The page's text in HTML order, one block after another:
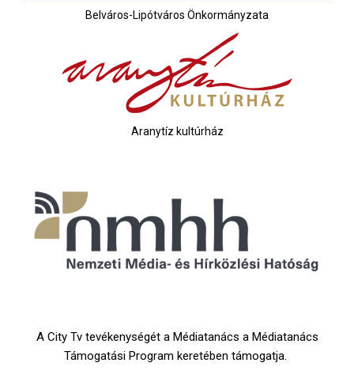
Belváros-Lipótváros Önkormányzata
Aranytíz kultúrház
A City Tv tevékenységét a Médiatanács a Médiatanács
Támogatási Program keretében támogatja.